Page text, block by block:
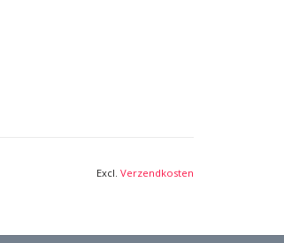
Excl. Verzendkosten